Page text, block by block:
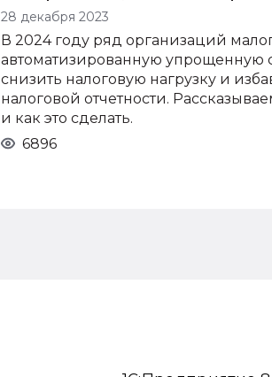
28 декабря 2023
В 2024 году ряд организаций
автоматизированную упрощенную
снизить налоговую нагрузку и
налоговой отчетности.
и как это сделать.
6896